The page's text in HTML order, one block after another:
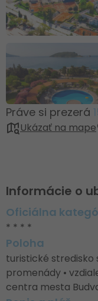
Práve si prezerá
Ukázať na mape
Informácie o
Oficiálna
* * * *
Poloha
turistické stredisko
promenády •
centra mesta